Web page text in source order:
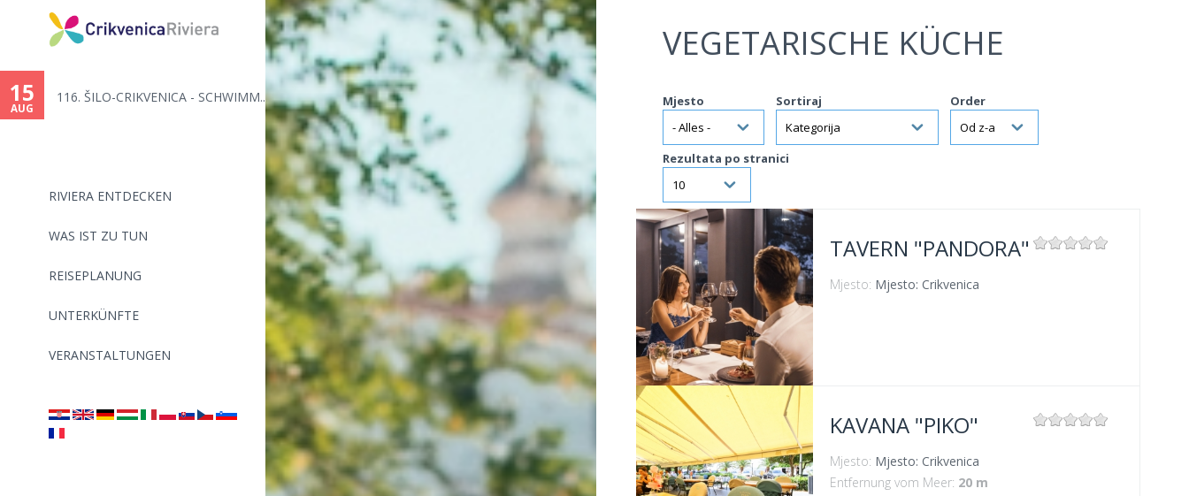
Jump to navigation
RIVIERA ENTDECKEN
WAS IST ZU TUN
REISEPLANUNG
UNTERKÜNFTE
VERANSTALTUNGEN
15
AUG
116. ŠILO-CRIKVENICA - SCHWIMM...
VEGETARISCHE KÜCHE
Mjesto Sortiraj Order
Rezultata po stranici
VIŠE INFORMACIJA
TAVERN "PANDORA"
Mjesto: Mjesto: Crikvenica
VIŠE INFORMACIJA
KAVANA "PIKO"
Mjesto: Mjesto: Crikvenica
Entfernung vom Meer: 20 m